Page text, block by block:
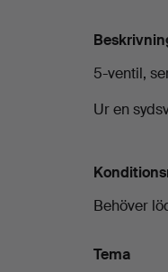
5-ventil,
Ur en
Behöver
Tema